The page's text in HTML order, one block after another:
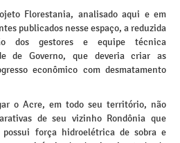
Florestania, analisado aqui e em
publicados nesse espaço, a reduzida
dos gestores e equipe técnica
de Governo, que deveria criar as
econômico com desmatamento
o Acre, em todo seu território, não
de seu vizinho Rondônia que
força hidroelétrica de sobra e